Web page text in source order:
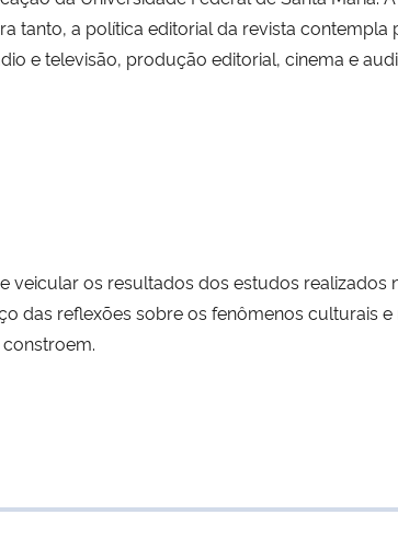
tanto, a política editorial da revista
e televisão, produção editorial, cinema e
veicular os resultados dos estudos
das reflexões sobre os fenômenos culturais